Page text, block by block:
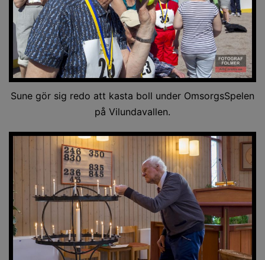
Sune gör sig redo att kasta boll under OmsorgsSpelen
på Vilundavallen.